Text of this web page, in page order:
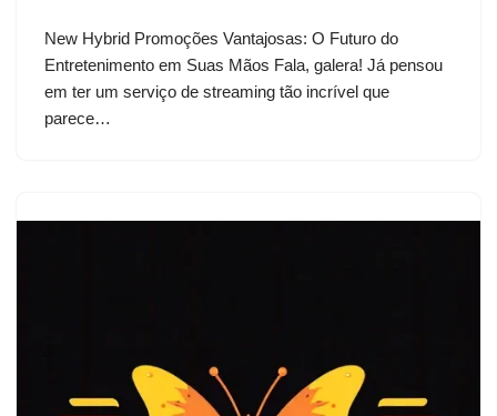
New Hybrid Promoções Vantajosas: O Futuro do
Entretenimento em Suas Mãos Fala, galera! Já pensou
em ter um serviço de streaming tão incrível que
parece…